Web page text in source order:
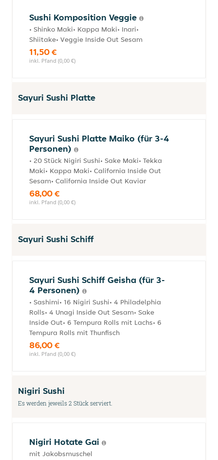
Sushi Komposition Veggie
• Shinko Maki• Kappa Maki• Inari•
Shiitake• Veggie Inside Out Sesam
11,50 €
inkl. Pfand (0,00 €)
Sayuri Sushi Platte
Sayuri Sushi Platte Maiko (für 3-4
Personen)
• 20 Stück Nigiri Sushi• Sake Maki• Tekka
Maki• Kappa Maki• California Inside Out
Sesam• California Inside Out Kaviar
68,00 €
inkl. Pfand (0,00 €)
Sayuri Sushi Schiff
Sayuri Sushi Schiff Geisha (für 3-
4 Personen)
• Sashimi• 16 Nigiri Sushi• 4 Philadelphia
Rolls• 4 Unagi Inside Out Sesam• Sake
Inside Out• 6 Tempura Rolls mit Lachs• 6
Tempura Rolls mit Thunfisch
86,00 €
inkl. Pfand (0,00 €)
Nigiri Sushi
Es werden jeweils 2 Stück serviert.
Nigiri Hotate Gai
mit Jakobsmuschel